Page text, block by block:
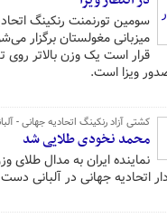
سومین تورنمنت رنکینگ
میزبانی مغولستان برگزار
قرار است یک وزن بالاتر
ویزا است.
کشتی آزاد رنکینگ اتحادیه جهانی -
محمد نخودی طلایی شد
اتحادیه جهانی در آلبانی